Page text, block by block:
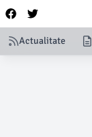
Actualitate